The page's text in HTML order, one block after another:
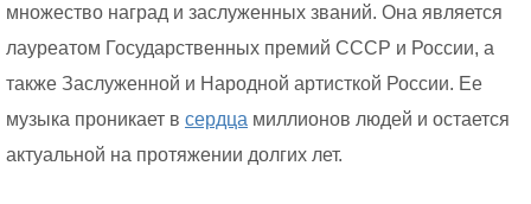
множество наград и заслуженных званий. Она является
лауреатом Государственных премий СССР и России, а
также Заслуженной и Народной артисткой России. Ее
музыка проникает в сердца миллионов людей и остается
актуальной на протяжении долгих лет.